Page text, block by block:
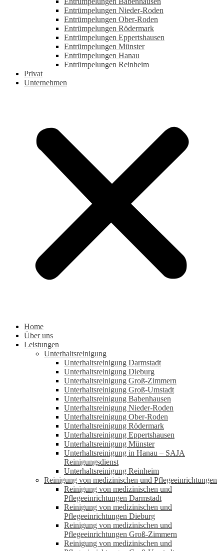
Entrümpelungen Nieder-Roden
Entrümpelungen Ober-Roden
Entrümpelungen Rödermark
Entrümpelungen Eppertshausen
Entrümpelungen Münster
Entrümpelungen Hanau
Entrümpelungen Reinheim
Privat
Unternehmen
Home
Über uns
Leistungen
Unterhaltsreinigung
Unterhaltsreinigung Darmstadt
Unterhaltsreinigung Dieburg
Unterhaltsreinigung Groß-Zimmern
Unterhaltsreinigung Groß-Umstadt
Unterhaltsreinigung Babenhausen
Unterhaltsreinigung Nieder-Roden
Unterhaltsreinigung Ober-Roden
Unterhaltsreinigung Rödermark
Unterhaltsreinigung Eppertshausen
Unterhaltsreinigung Münster
Unterhaltsreinigung in Hanau – SAJA
Reinigungsdienst
Unterhaltsreinigung Reinheim
Reinigung von medizinischen und Pflegeeinrichtungen
Reinigung von medizinischen und
Pflegeeinrichtungen Darmstadt
Reinigung von medizinischen und
Pflegeeinrichtungen Dieburg
Reinigung von medizinischen und
Pflegeeinrichtungen Groß-Zimmern
Reinigung von medizinischen und